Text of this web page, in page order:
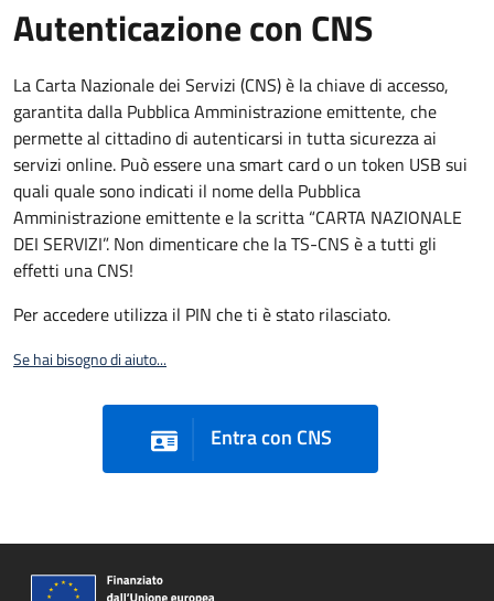
Autenticazione con CNS
La Carta Nazionale dei Servizi (CNS) è la chiave di accesso,
garantita dalla Pubblica Amministrazione emittente, che
permette al cittadino di autenticarsi in tutta sicurezza ai
servizi online. Può essere una smart card o un token USB sui
quali quale sono indicati il nome della Pubblica
Amministrazione emittente e la scritta “CARTA NAZIONALE
DEI SERVIZI”. Non dimenticare che la TS-CNS è a tutti gli
effetti una CNS!
Per accedere utilizza il PIN che ti è stato rilasciato.
Se hai bisogno di aiuto...
Entra con CNS